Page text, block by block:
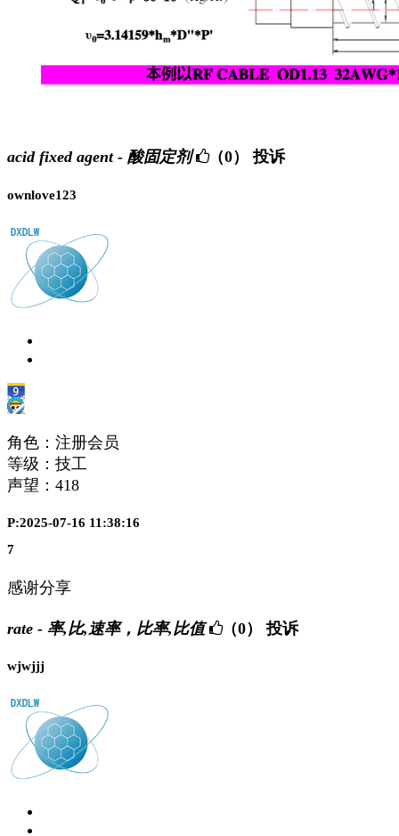
acid fixed agent - 酸固定剂 （0） 投诉
ownlove123
角色：注册会员
等级：技工
声望： 418
P:2025-07-16 11:38:16
7
感谢分享
rate - 率,比,速率，比率,比值 （0） 投诉
wjwjjj